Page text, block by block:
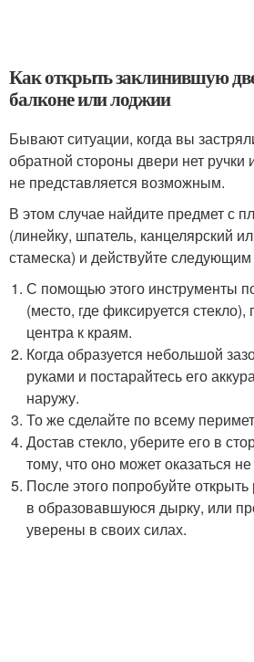
Как открыть заклинившую
балконе или лоджии
Бывают ситуации, когда вы
обратной стороны двери нет ручки
не представляется возможным.
В этом случае найдите предмет с
(линейку, шпатель, канцелярский
стамеска) и действуйте
С помощью этого инструменты
(место, где фиксируется
центра к краям.
Когда образуется небольшой
руками и постарайтесь его
наружу.
То же сделайте по всему
Достав стекло, уберите его в
тому, что оно может оказаться
После этого попробуйте открыть
в образовавшуюся дырку, или
уверены в своих силах.